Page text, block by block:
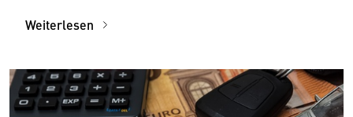
Weiterlesen